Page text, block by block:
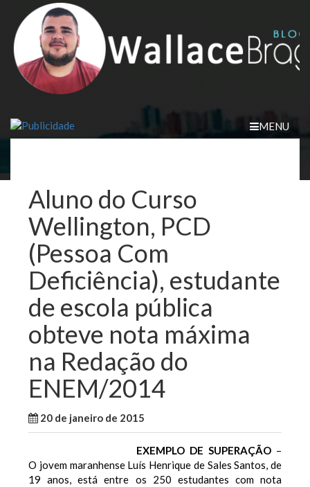
content
MENU
Aluno do Curso
Wellington, PCD
(Pessoa Com
Deficiência), estudante
de escola pública
obteve nota máxima
na Redação do
ENEM/2014
20 de janeiro de 2015
EXEMPLO DE SUPERAÇÃO –
O jovem maranhense Luís Henrique de Sales Santos, de
19 anos, está entre os 250 estudantes com nota